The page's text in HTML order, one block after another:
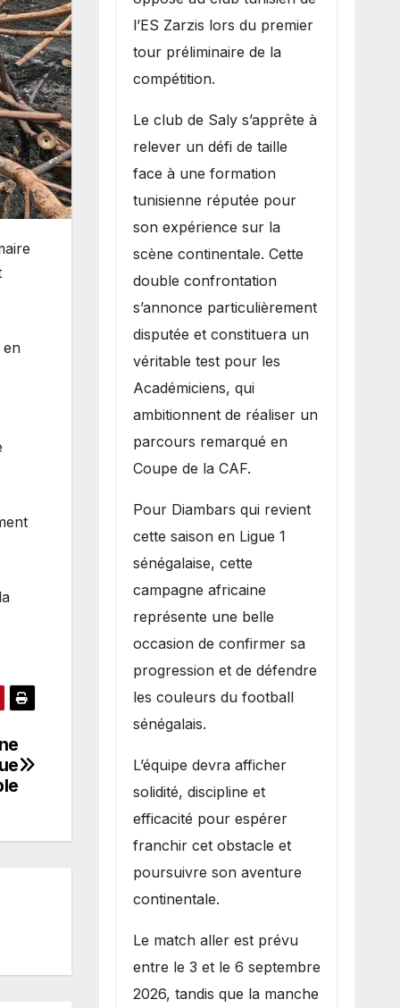
en
l’ES Zarzis lors du premier
tour préliminaire de la
compétition.
Le club de Saly s’apprête à
relever un défi de taille
face à une formation
tunisienne réputée pour
son expérience sur la
scène continentale. Cette
double confrontation
s’annonce particulièrement
disputée et constituera un
véritable test pour les
Académiciens, qui
ambitionnent de réaliser un
parcours remarqué en
Coupe de la CAF.
Pour Diambars qui revient
cette saison en Ligue 1
sénégalaise, cette
campagne africaine
représente une belle
occasion de confirmer sa
progression et de défendre
les couleurs du football
sénégalais.
L’équipe devra afficher
solidité, discipline et
efficacité pour espérer
franchir cet obstacle et
poursuivre son aventure
continentale.
Le match aller est prévu
entre le 3 et le 6 septembre
2026, tandis que la manche